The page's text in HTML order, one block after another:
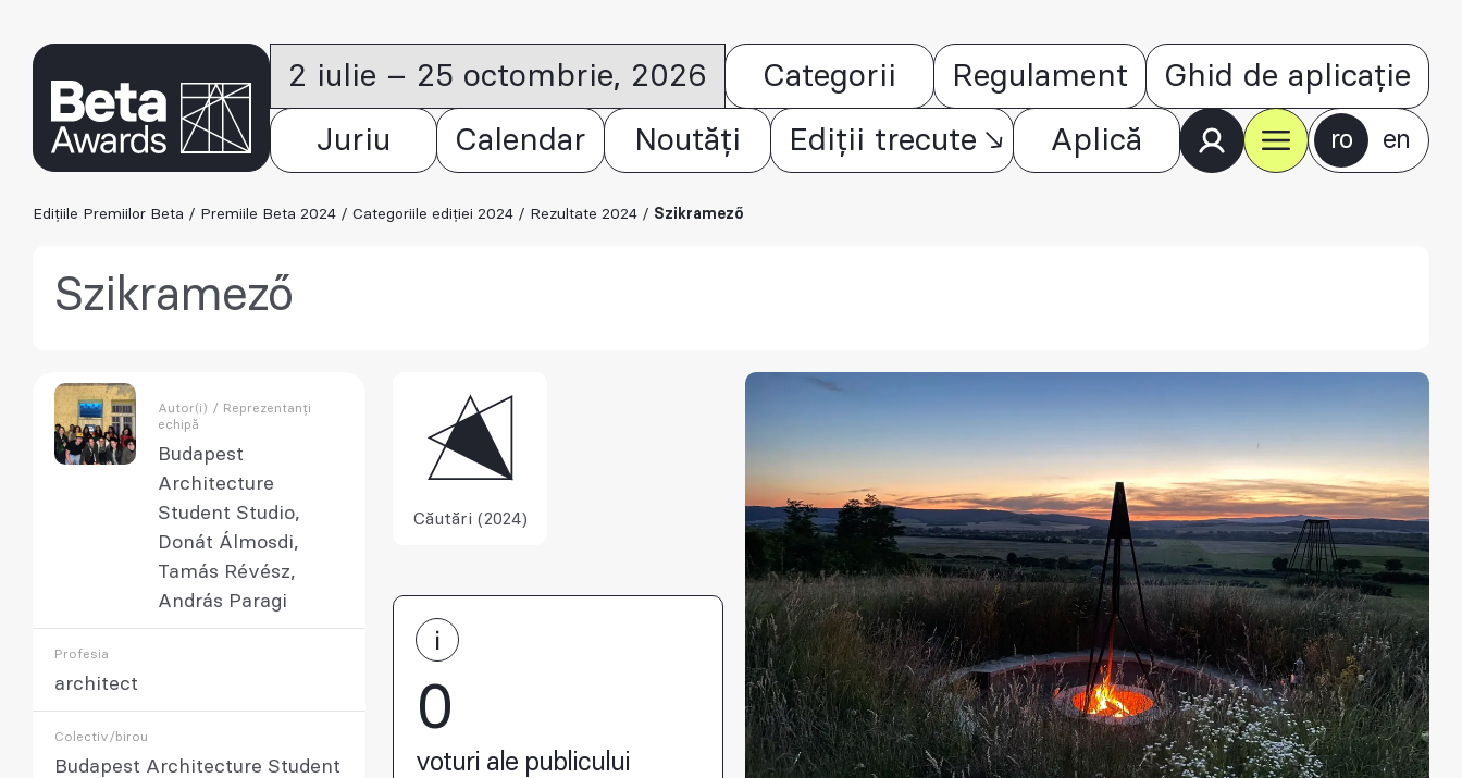
2 iulie – 25 octombrie, 2026 Categorii Regulament Ghid de aplicație
Juriu Calendar Noutăți Ediții trecute Aplică ro en
Edițiile Premiilor Beta / Premiile Beta 2024 / Categoriile ediției 2024 / Rezultate 2024 / Szikramező
Szikramező
Autor(i) / Reprezentanți
echipă
Budapest
Architecture
Student Studio,
Donát Álmosdi,
Tamás Révész,
András Paragi
Profesia
architect
Colectiv/birou
Budapest Architecture Student
Căutări (2024)
0
voturi ale publicului